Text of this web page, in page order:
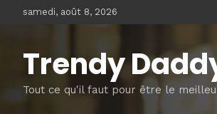
samedi, août 8, 2026
Trendy
Tout ce qu'il faut pour être le